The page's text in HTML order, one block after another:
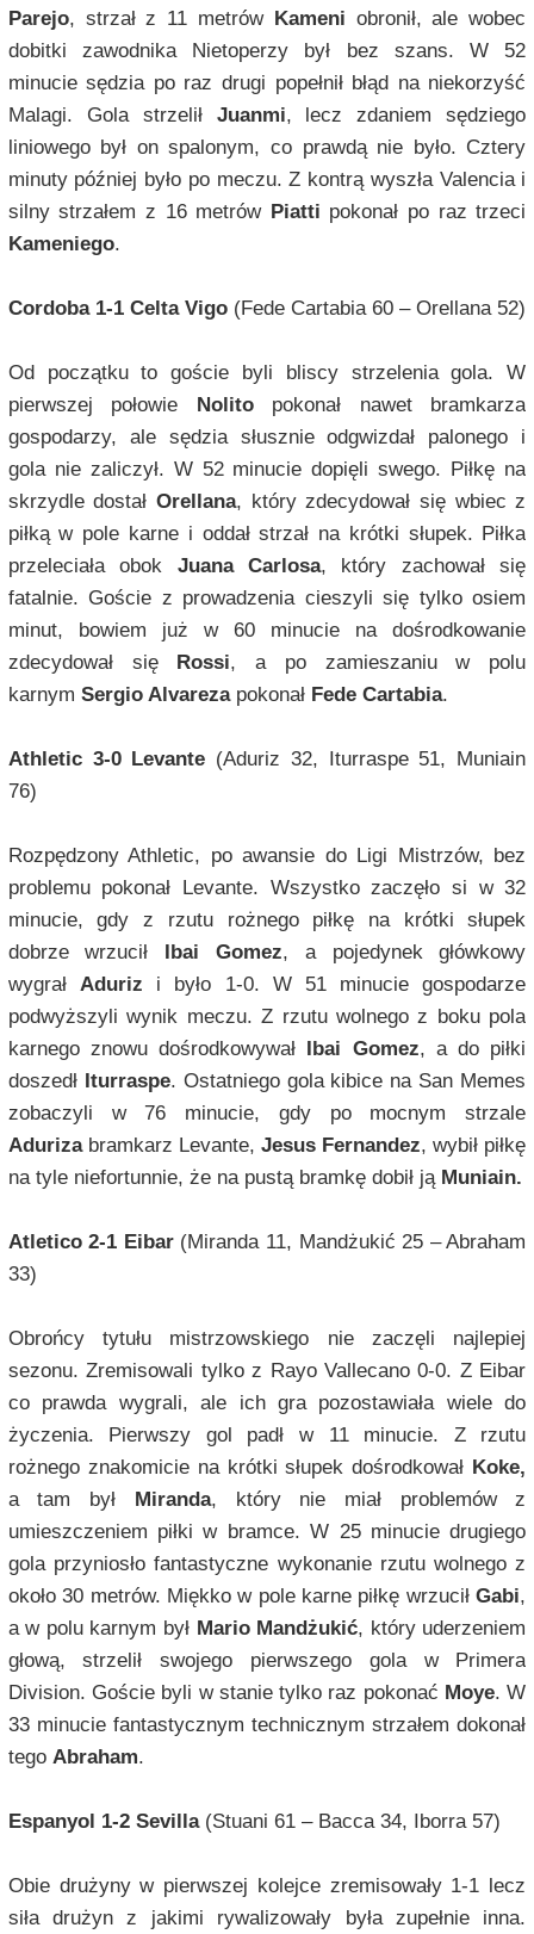
Parejo, strzał z 11 metrów Kameni obronił, ale wobec
dobitki zawodnika Nietoperzy był bez szans. W 52
minucie sędzia po raz drugi popełnił błąd na niekorzyść
Malagi. Gola strzelił Juanmi, lecz zdaniem sędziego
liniowego był on spalonym, co prawdą nie było. Cztery
minuty później było po meczu. Z kontrą wyszła Valencia i
silny strzałem z 16 metrów Piatti pokonał po raz trzeci
Kameniego.
Cordoba 1-1 Celta Vigo(Fede Cartabia 60 – Orellana 52)
Od początku to goście byli bliscy strzelenia gola. W
pierwszej połowie
Nolitopokonał nawet bramkarza
gospodarzy, ale sędzia słusznie odgwizdał palonego i
gola nie zaliczył. W 52 minucie dopięli swego. Piłkę na
skrzydle dostałOrellana, który zdecydował się wbiec z
piłką w pole karne i oddał strzał na krótki słupek. Piłka
przeleciała obok Juana Carlosa, który zachował się
fatalnie. Goście z prowadzenia cieszyli się tylko osiem
minut, bowiem już w 60 minucie na dośrodkowanie
zdecydował się
Rossi, a po zamieszaniu w polu
karnym Sergio Alvarezapokonał Fede Cartabia.
Athletic 3-0 Levante (Aduriz 32, Iturraspe 51, Muniain
76)
Rozpędzony Athletic, po awansie do Ligi Mistrzów, bez
problemu pokonał Levante. Wszystko zaczęło si w 32
minucie, gdy z rzutu rożnego piłkę na krótki słupek
dobrze wrzucił
Ibai Gomez, a pojedynek główkowy
wygrał Aduriz i było 1-0. W 51 minucie gospodarze
podwyższyli wynik meczu. Z rzutu wolnego z boku pola
karnego znowu dośrodkowywał
Ibai Gomez, a do piłki
doszedł Iturraspe. Ostatniego gola kibice na San Memes
zobaczyli w 76 minucie, gdy po mocnym strzale
Adurizabramkarz Levante, Jesus Fernandez, wybił piłkę
na tyle niefortunnie, że na pustą bramkę dobił ją Muniain.
Atletico 2-1 Eibar (Miranda 11, Mandżukić 25 – Abraham
33)
Obrońcy tytułu mistrzowskiego nie zaczęli najlepiej
sezonu. Zremisowali tylko z Rayo Vallecano 0-0. Z Eibar
co prawda wygrali, ale ich gra pozostawiała wiele do
życzenia. Pierwszy gol padł w 11 minucie. Z rzutu
rożnego znakomicie na krótki słupek dośrodkował Koke,
a tam był
Miranda, który nie miał problemów z
umieszczeniem piłki w bramce. W 25 minucie drugiego
gola przyniosło fantastyczne wykonanie rzutu wolnego z
około 30 metrów. Miękko w pole karne piłkę wrzuciłGabi,
a w polu karnym był Mario Mandżukić, który uderzeniem
głową, strzelił swojego pierwszego gola w Primera
Division. Goście byli w stanie tylko raz pokonać Moye. W
33 minucie fantastycznym technicznym strzałem dokonał
tego Abraham.
Espanyol 1-2 Sevilla(Stuani 61 – Bacca 34, Iborra 57)
Obie drużyny w pierwszej kolejce zremisowały 1-1 lecz
siła drużyn z jakimi rywalizowały była zupełnie inna.